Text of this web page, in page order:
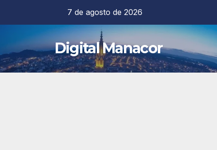
contenido
7 de agosto de 2026
Digital Manacor